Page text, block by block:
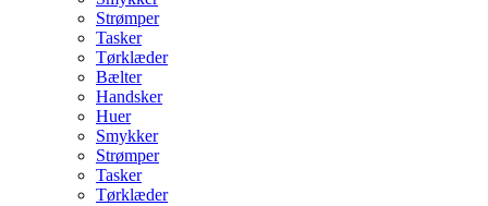
Strømper
Tasker
Tørklæder
Bælter
Handsker
Huer
Smykker
Strømper
Tasker
Tørklæder